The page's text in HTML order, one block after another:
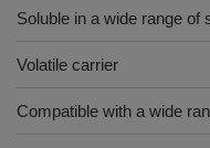
Soluble in a wide range of
Volatile carrier
Compatible with a wide